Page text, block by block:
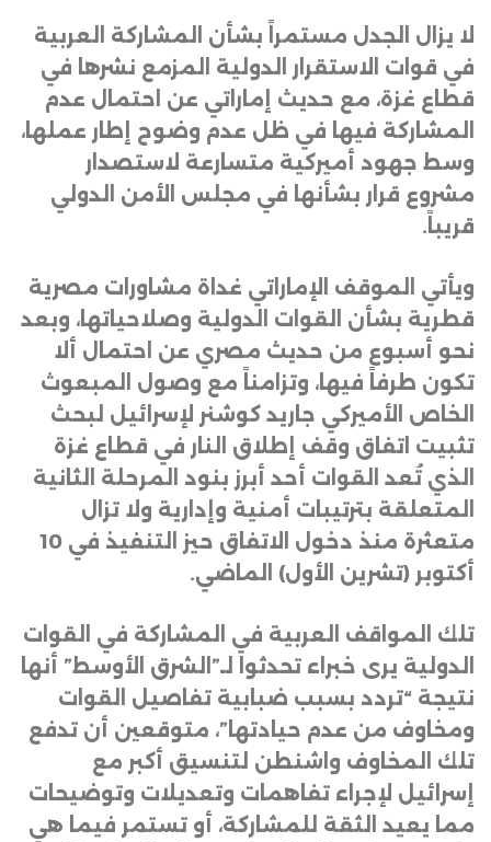
لا يزال الجدل مستمراً بشأن المشاركة العربية
في قوات الاستقرار الدولية المزمع نشرها في
قطاع غزة، مع حديث إماراتي عن احتمال عدم
المشاركة فيها في ظل عدم وضوح إطار عملها،
وسط جهود أميركية متسارعة لاستصدار
مشروع قرار بشأنها في مجلس الأمن الدولي
قريباً .
ويأتي الموقف الإماراتي غداة مشاورات مصرية
قطرية بشأن القوات الدولية وصلاحياتها، وبعد
نحو أسبوع من حديث مصري عن احتمال ألا
تكون طرفاً فيها، وتزامناً مع وصول المبعوث
الخاص الأميركي جاريد كوشنر لإسرائيل لبحث
تثبيت اتفاق وقف إطلاق النار في قطاع غزة
الذي تُعد القوات أحد أبرز بنود المرحلة الثانية
المتعلقة بترتيبات أمنية وإدارية ولا تزال
متعثرة منذ دخول الاتفاق حيز التنفيذ في 10
أكتوبر (تشرين الأول) الماضي.
تلك المواقف العربية في المشاركة في القوات
الدولية يرى خبراء تحدثوا لـ”الشرق الأوسط” أنها
نتيجة “تردد بسبب ضبابية تفاصيل القوات
ومخاوف من عدم حيادتها”، متوقعين أن تدفع
تلك المخاوف واشنطن لتنسيق أكبر مع
إسرائيل لإجراء تفاهمات وتعديلات وتوضيحات
مما يعيد الثقة للمشاركة، أو تستمر فيما هي